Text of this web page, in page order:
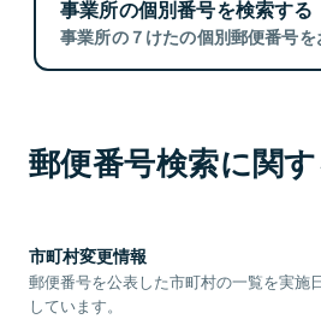
事業所の個別番号を検索する
事業所の７けたの個別郵便番号を
郵便番号検索に関
市町村変更情報
郵便番号を公表した市町村の一覧を実施
しています。